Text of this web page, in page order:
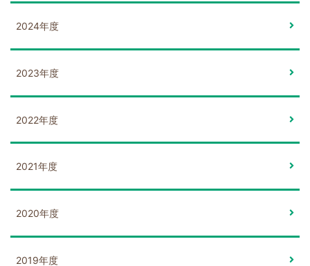
2024年度
2023年度
2022年度
2021年度
2020年度
2019年度